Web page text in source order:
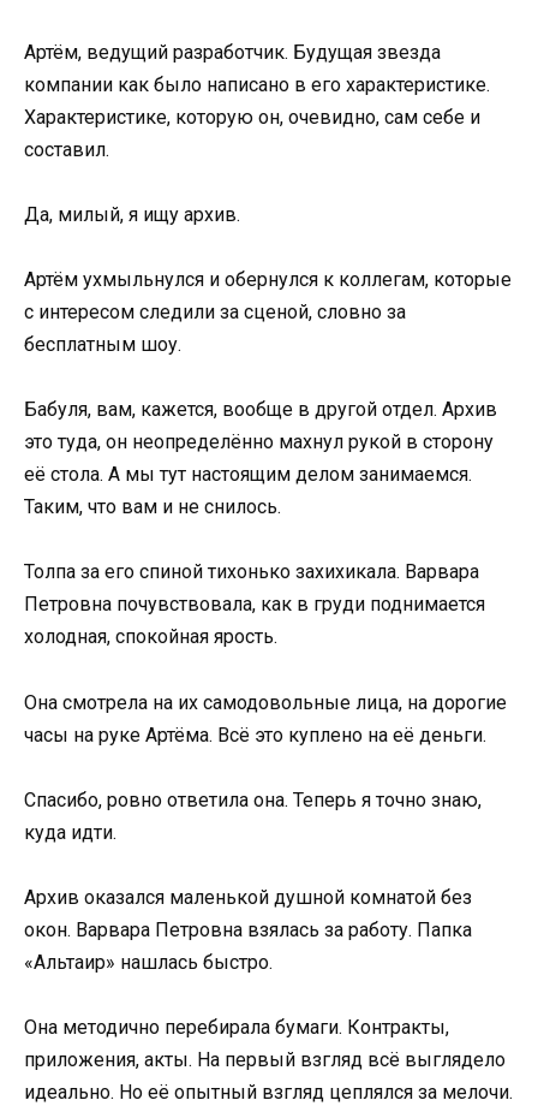
Артём, ведущий разработчик. Будущая звезда
компании как было написано в его характеристике.
Характеристике, которую он, очевидно, сам себе и
составил.
Да, милый, я ищу архив.
Артём ухмыльнулся и обернулся к коллегам, которые
с интересом следили за сценой, словно за
бесплатным шоу.
Бабуля, вам, кажется, вообще в другой отдел. Архив
это туда, он неопределённо махнул рукой в сторону
её стола. А мы тут настоящим делом занимаемся.
Таким, что вам и не снилось.
Толпа за его спиной тихонько захихикала. Варвара
Петровна почувствовала, как в груди поднимается
холодная, спокойная ярость.
Она смотрела на их самодовольные лица, на дорогие
часы на руке Артёма. Всё это куплено на её деньги.
Спасибо, ровно ответила она. Теперь я точно знаю,
куда идти.
Архив оказался маленькой душной комнатой без
окон. Варвара Петровна взялась за работу. Папка
«Альтаир» нашлась быстро.
Она методично перебирала бумаги. Контракты,
приложения, акты. На первый взгляд всё выглядело
идеально. Но её опытный взгляд цеплялся за мелочи.